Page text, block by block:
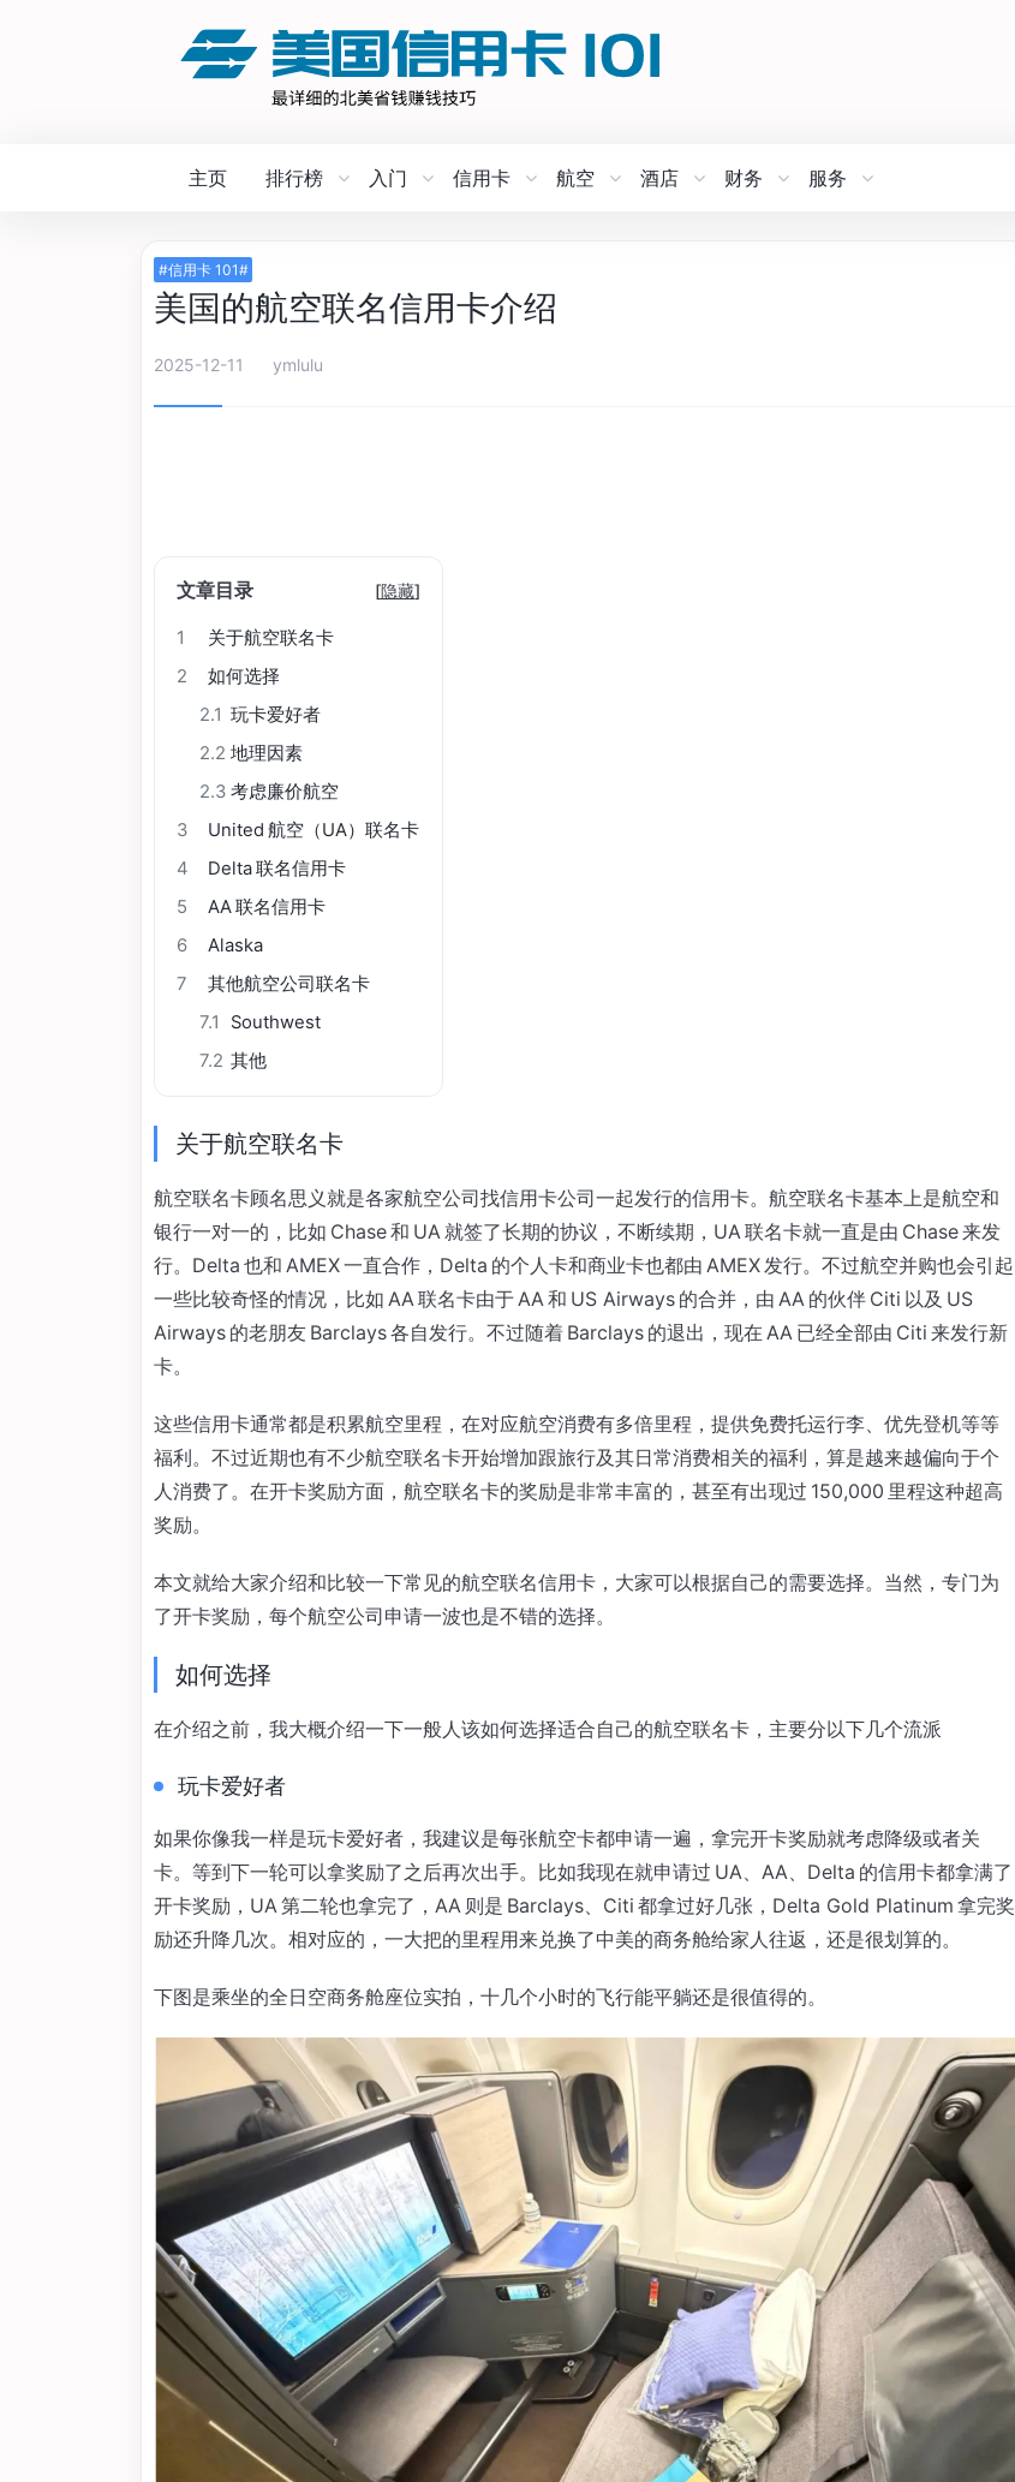
主页 排行榜 入门 信用卡 航空 酒店 财务 服务
#信用卡 101#
美国的航空联名信用卡介绍
2025-12-11 ymlulu
文章目录 [隐藏]
1
关于航空联名卡
2
如何选择
2.1 玩卡爱好者
2.2 地理因素
2.3 考虑廉价航空
3
United 航空（UA）联名卡
4
Delta 联名信用卡
5
AA 联名信用卡
6
Alaska
7
其他航空公司联名卡
7.1
Southwest
7.2 其他
关于航空联名卡
航空联名卡顾名思义就是各家航空公司找信用卡公司一起发行的信用卡。航空联名卡基本上是航空和
银行一对一的，比如 Chase 和 UA 就签了长期的协议，不断续期，UA 联名卡就一直是由 Chase 来发
行。Delta 也和 AMEX 一直合作，Delta 的个人卡和商业卡也都由 AMEX 发行。不过航空并购也会引起
一些比较奇怪的情况，比如 AA 联名卡由于 AA 和 US Airways 的合并，由 AA 的伙伴 Citi 以及 US
Airways 的老朋友 Barclays 各自发行。不过随着 Barclays 的退出，现在 AA 已经全部由 Citi 来发行新
卡。
这些信用卡通常都是积累航空里程，在对应航空消费有多倍里程，提供免费托运行李、优先登机等等
福利。不过近期也有不少航空联名卡开始增加跟旅行及其日常消费相关的福利，算是越来越偏向于个
人消费了。在开卡奖励方面，航空联名卡的奖励是非常丰富的，甚至有出现过 150,000 里程这种超高
奖励。
本文就给大家介绍和比较一下常见的航空联名信用卡，大家可以根据自己的需要选择。当然，专门为
了开卡奖励，每个航空公司申请一波也是不错的选择。
如何选择
在介绍之前，我大概介绍一下一般人该如何选择适合自己的航空联名卡，主要分以下几个流派
玩卡爱好者
如果你像我一样是玩卡爱好者，我建议是每张航空卡都申请一遍，拿完开卡奖励就考虑降级或者关
卡。等到下一轮可以拿奖励了之后再次出手。比如我现在就申请过 UA、AA、Delta 的信用卡都拿满了
开卡奖励，UA 第二轮也拿完了，AA 则是 Barclays、Citi 都拿过好几张，Delta Gold Platinum 拿完奖
励还升降几次。相对应的，一大把的里程用来兑换了中美的商务舱给家人往返，还是很划算的。
下图是乘坐的全日空商务舱座位实拍，十几个小时的飞行能平躺还是很值得的。